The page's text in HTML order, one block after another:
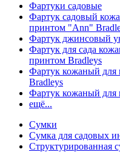
Фартуки садовые
Фартук садовый
принтом "Ann"
Фартук джинсовый
Фартук для сада
принтом Bradleys
Фартук кожаный для
Bradleys
Фартук кожаный для
ещё...
Сумки
Сумка для садовых
Структурированная